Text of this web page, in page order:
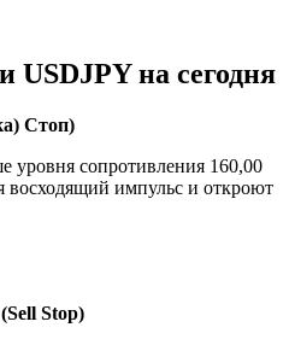
USDJPY на сегодня
Стоп)
сопротивления 160,00
импульс и откроют
Stop)